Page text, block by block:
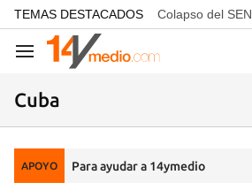
common.go-to-content
TEMAS DESTACADOS Colapso del SEN
Navegación
Cuba
APOYO Para ayudar a 14ymedio